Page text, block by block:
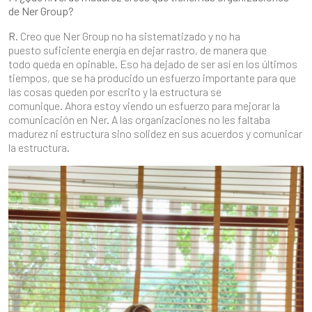
de Ner Group?
R. Creo que Ner Group no ha sistematizado y no ha
puesto suficiente energía en dejar rastro, de manera que
todo queda en opinable. Eso ha dejado de ser así en los últimos
tiempos, que se ha producido un esfuerzo importante para que
las cosas queden por escrito y la estructura se
comunique. Ahora estoy viendo un esfuerzo para mejorar la
comunicación en Ner. A las organizaciones no les faltaba
madurez ni estructura sino solidez en sus acuerdos y comunicar
la estructura.